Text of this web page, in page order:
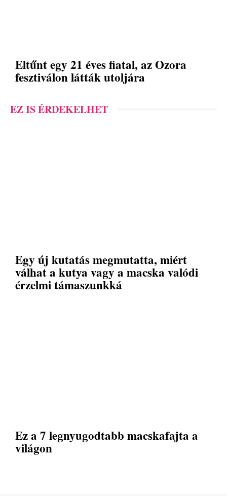
Eltűnt egy 21 éves fiatal, az Ozora
fesztiválon látták utoljára
EZ IS ÉRDEKELHET
Egy új kutatás megmutatta, miért
válhat a kutya vagy a macska valódi
érzelmi támaszunkká
Ez a 7 legnyugodtabb macskafajta a
világon